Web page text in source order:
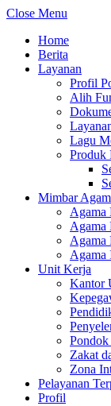
Close Menu
Home
Berita
Layanan
Profil
Alih
Lagu
Produk
Mimbar
Agama
Agama
Agama
Agama
Unit Kerja
Kantor
Pondok
Zakat
Zona
Pelayanan
Profil